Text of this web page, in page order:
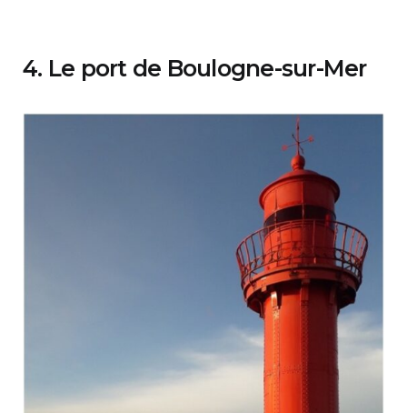
4. Le port de Boulogne-sur-Mer